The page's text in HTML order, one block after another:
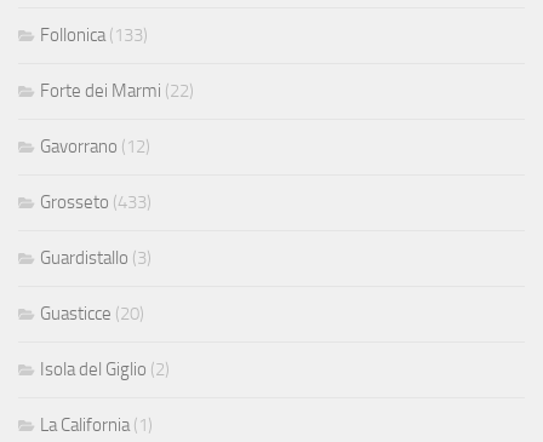
Follonica (133)
Forte dei Marmi (22)
Gavorrano (12)
Grosseto (433)
Guardistallo (3)
Guasticce (20)
Isola del Giglio (2)
La California (1)